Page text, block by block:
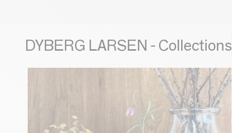
DYBERG LARSEN - Collections